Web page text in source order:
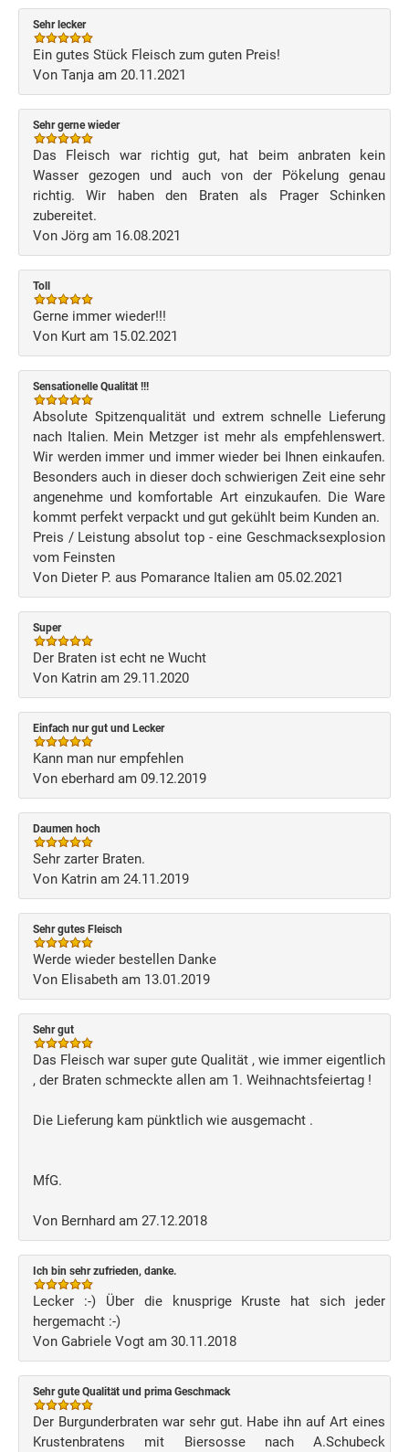
Sehr lecker
Ein gutes Stück Fleisch zum guten Preis!
Von Tanja am 20.11.2021
Sehr gerne wieder
Das Fleisch war richtig gut, hat beim anbraten kein
Wasser gezogen und auch von der Pökelung genau
richtig. Wir haben den Braten als Prager Schinken
zubereitet.
Von Jörg am 16.08.2021
Toll
Gerne immer wieder!!!
Von Kurt am 15.02.2021
Sensationelle Qualität !!!
Absolute Spitzenqualität und extrem schnelle Lieferung
nach Italien. Mein Metzger ist mehr als empfehlenswert.
Wir werden immer und immer wieder bei Ihnen einkaufen.
Besonders auch in dieser doch schwierigen Zeit eine sehr
angenehme und komfortable Art einzukaufen. Die Ware
kommt perfekt verpackt und gut gekühlt beim Kunden an.
Preis / Leistung absolut top - eine Geschmacksexplosion
vom Feinsten
Von Dieter P. aus Pomarance Italien am 05.02.2021
Super
Der Braten ist echt ne Wucht
Von Katrin am 29.11.2020
Einfach nur gut und Lecker
Kann man nur empfehlen
Von eberhard am 09.12.2019
Daumen hoch
Sehr zarter Braten.
Von Katrin am 24.11.2019
Sehr gutes Fleisch
Werde wieder bestellen Danke
Von Elisabeth am 13.01.2019
Sehr gut
Das Fleisch war super gute Qualität , wie immer eigentlich
, der Braten schmeckte allen am 1. Weihnachtsfeiertag !
Die Lieferung kam pünktlich wie ausgemacht .
MfG.
Von Bernhard am 27.12.2018
Ich bin sehr zufrieden, danke.
Lecker :-) Über die knusprige Kruste hat sich jeder
hergemacht :-)
Von Gabriele Vogt am 30.11.2018
Sehr gute Qualität und prima Geschmack
Der Burgunderbraten war sehr gut. Habe ihn auf Art eines
Krustenbratens mit Biersosse nach A.Schubeck